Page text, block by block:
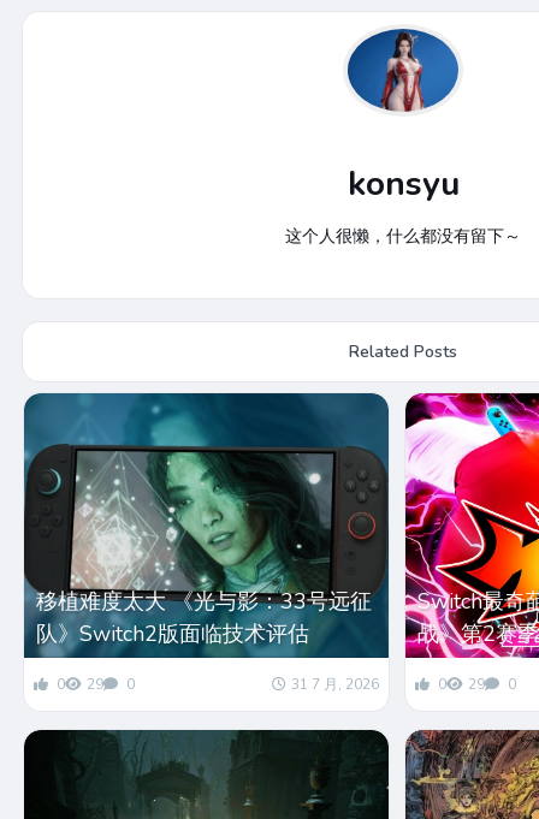
konsyu
这个人很懒，什么都没有留下～
Related Posts
移植难度太大 《光与影：33号远征
队》Switch2版面临技术评估
0 29 0 31 7 月, 2026
Switch最奇
战》第2赛
0 29 0